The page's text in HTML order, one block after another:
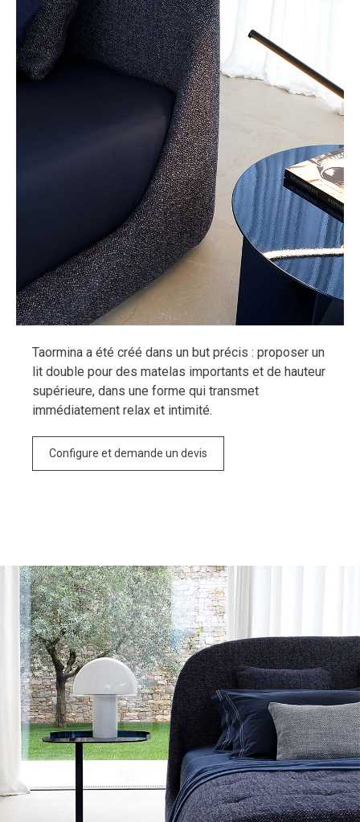
Taormina a été créé dans un but précis : proposer un
lit double pour des matelas importants et de hauteur
supérieure, dans une forme qui transmet
immédiatement relax et intimité.
Configure et demande un devis